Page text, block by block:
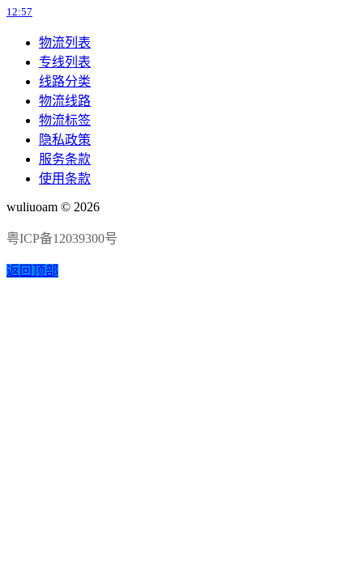
12:57
物流列表
专线列表
线路分类
物流线路
物流标签
隐私政策
服务条款
使用条款
wuliuoam © 2026
粤ICP备12039300号
返回顶部